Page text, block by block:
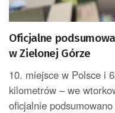
Oficjalne
w Zielonej Górze
10. miejsce w Polsce i
kilometrów – we
oficjalnie